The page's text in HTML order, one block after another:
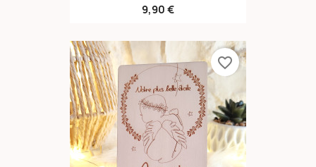
9,90 €
favorite_border